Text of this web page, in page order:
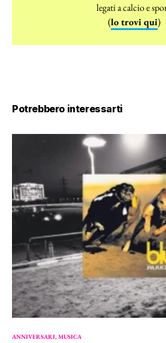
legati a calcio e
(lo trovi qui)
Potrebbero interessarti
ANNIVERSARI MUSICA